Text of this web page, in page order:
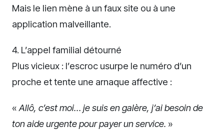
Mais le lien mène à un faux site ou à une
application malveillante.
4. L’appel familial détourné
Plus vicieux : l’escroc usurpe le numéro d’un
proche et tente une arnaque affective :
« Allô, c’est moi… je suis en galère, j’ai besoin de
ton aide urgente pour payer un service. »